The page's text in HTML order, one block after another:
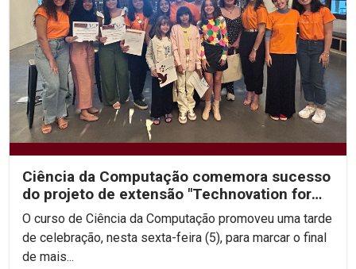
Ciência da Computação comemora sucesso
do projeto de extensão "Technovation for
Girls 2023"
O curso de Ciência da Computação promoveu uma tarde
de celebração, nesta sexta-feira (5), para marcar o final
de mais...